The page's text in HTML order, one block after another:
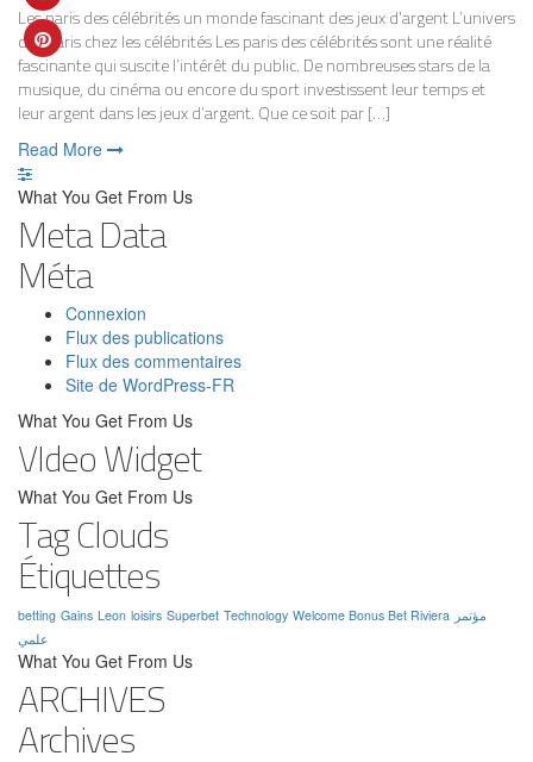
Les paris des célébrités un monde fascinant des jeux d'argent L’univers
des paris chez les célébrités Les paris des célébrités sont une réalité
fascinante qui suscite l’intérêt du public. De nombreuses stars de la
musique, du cinéma ou encore du sport investissent leur temps et
leur argent dans les jeux d’argent. Que ce soit par […]
Read More
What You Get From Us
Meta Data
Méta
Connexion
Flux des publications
Flux des commentaires
Site de WordPress-FR
What You Get From Us
VIdeo Widget
What You Get From Us
Tag Clouds
Étiquettes
betting Gains Leon loisirs Superbet Technology Welcome Bonus Bet Riviera مؤتمر
علمي
What You Get From Us
ARCHIVES
Archives